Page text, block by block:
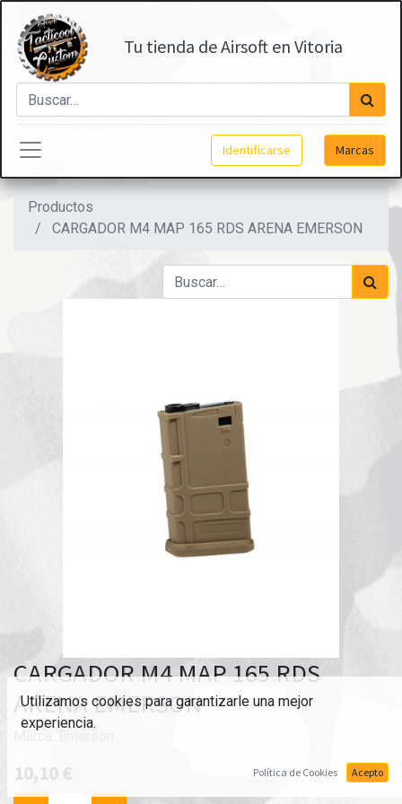
Tu tienda de Airsoft en Vitoria
Identificarse Marcas
Productos
CARGADOR M4 MAP 165 RDS ARENA EMERSON
CARGADOR M4 MAP 165 RDS
ARENA EMERSON
Marca:
10,10€
Utilizamos cookies para garantizarle una mejor
experiencia.
Política de Cookies Acepto